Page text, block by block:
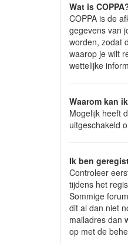
Wat is
COPPA is de
gegevens van
worden, zodat
waarop je wilt
wettelijke
Waarom kan
Mogelijk heeft
uitgeschakeld
Ik ben
Controleer
tijdens het
Sommige
dit al dan niet
mailadres dan
op met de